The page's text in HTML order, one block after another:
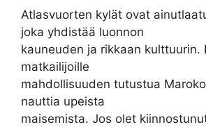
Atlasvuorten kylät ovat
joka yhdistää luonnon
kauneuden ja rikkaan kulttuurin.
matkailijoille
mahdollisuuden tutustua
nauttia upeista
maisemista. Jos olet